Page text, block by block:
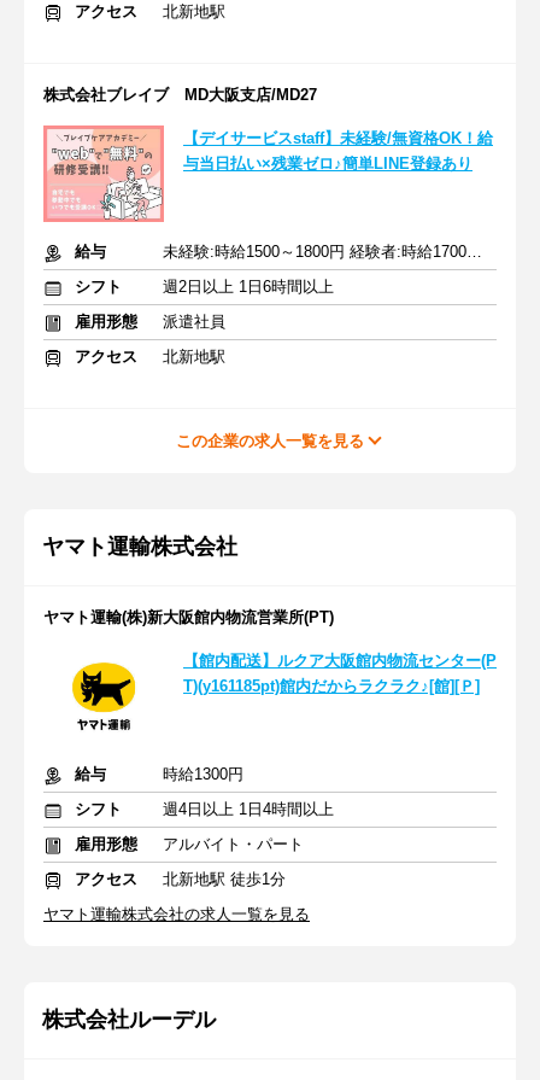
アクセス 北新地駅
株式会社ブレイブ MD大阪支店/MD27
【デイサービスstaff】未経験/無資格OK！給
与当日払い×残業ゼロ♪簡単LINE登録あり
給与
未経験:時給1500～1800円 経験者:時給1700～2000円+交通費全額
シフト
週2日以上 1日6時間以上
雇用形態
派遣社員
アクセス
北新地駅
この企業の求人一覧を見る
ヤマト運輸株式会社
ヤマト運輸(株)新大阪館内物流営業所(PT)
【館内配送】ルクア大阪館内物流センター(P
T)(y161185pt)館内だからラクラク♪[館][Ｐ]
給与
時給1300円
シフト
週4日以上 1日4時間以上
雇用形態
アルバイト・パート
アクセス
北新地駅 徒歩1分
ヤマト運輸株式会社の求人一覧を見る
株式会社ルーデル